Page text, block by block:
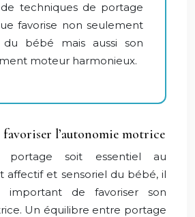
de techniques de portage
favorise non seulement
bébé mais aussi son
moteur harmonieux.
l’autonomie motrice
soit essentiel au
affectif et sensoriel du bébé, il
important de favoriser son
Un équilibre entre portage